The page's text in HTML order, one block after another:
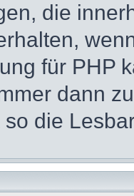
die
für PHP
dann
die